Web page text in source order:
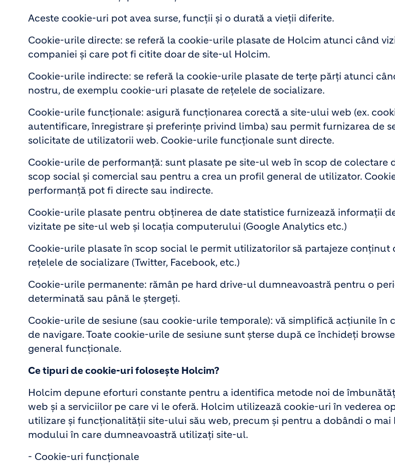
Aceste cookie-uri pot avea surse, funcții și o durată a vieții diferite.
Cookie-urile directe: se referă la cookie-urile plasate de Holcim atunci când
companiei și care pot fi citite doar de site-ul Holcim.
Cookie-urile indirecte: se referă la cookie-urile plasate de terțe părți atunci
nostru, de exemplu cookie-uri plasate de rețelele de socializare.
Cookie-urile funcționale: asigură funcționarea corectă a site-ului web (ex.
autentificare, înregistrare și preferințe privind limba) sau permit furnizarea de
solicitate de utilizatorii web. Cookie-urile funcționale sunt directe.
Cookie-urile de performanță: sunt plasate pe site-ul web în scop de colectare
scop social și comercial sau pentru a crea un profil general de utilizator.
performanță pot fi directe sau indirecte.
Cookie-urile plasate pentru obținerea de date statistice furnizează informații
vizitate pe site-ul web și locația computerului (Google Analytics etc.)
Cookie-urile plasate în scop social le permit utilizatorilor să partajeze conținut
rețelele de socializare (Twitter, Facebook, etc.)
Cookie-urile permanente: rămân pe hard drive-ul dumneavoastră pentru o
determinată sau până le ștergeți.
Cookie-urile de sesiune (sau cookie-urile temporale): vă simplifică acțiunile în
de navigare. Toate cookie-urile de sesiune sunt șterse după ce închideți
general funcționale.
Ce tipuri de cookie-uri folosește Holcim?
Holcim depune eforturi constante pentru a identifica metode noi de
web și a serviciilor pe care vi le oferă. Holcim utilizează cookie-uri în vederea
utilizare și funcționalității site-ului său web, precum și pentru a dobândi o mai
modului în care dumneavoastră utilizați site-ul.
- Cookie-uri funcționale